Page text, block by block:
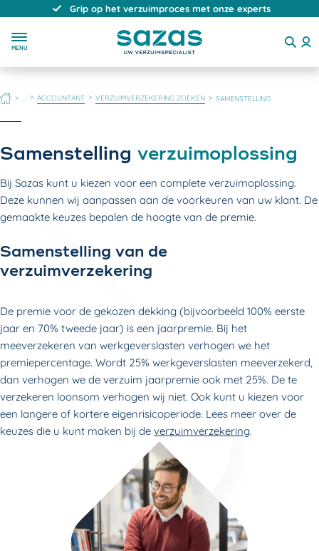
Grip op het verzuimproces met onze experts
MENU
HOME ACCOUNTANT VERZUIMVERZEKERING ZOEKEN SAMENSTELLING
Samenstelling verzuimoplossing
Bij Sazas kunt u kiezen voor een complete verzuimoplossing.
Deze kunnen wij aanpassen aan de voorkeuren van uw klant. De
gemaakte keuzes bepalen de hoogte van de premie.
Samenstelling van de
verzuimverzekering
De premie voor de gekozen dekking (bijvoorbeeld 100% eerste
jaar en 70% tweede jaar) is een jaarpremie. Bij het
meeverzekeren van werkgeverslasten verhogen we het
premiepercentage. Wordt 25% werkgeverslasten meeverzekerd,
dan verhogen we de verzuim jaarpremie ook met 25%. De te
verzekeren loonsom verhogen wij niet. Ook kunt u kiezen voor
een langere of kortere eigenrisicoperiode. Lees meer over de
keuzes die u kunt maken bij de verzuimverzekering.